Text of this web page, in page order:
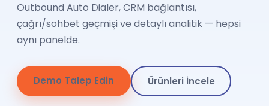
Outbound Auto Dialer, CRM bağlantısı,
çağrı/sohbet geçmişi ve detaylı analitik — hepsi
aynı panelde.
Demo Talep Edin Ürünleri İncele